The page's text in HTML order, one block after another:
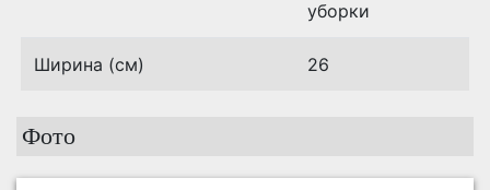
уборки
Ширина (см) 26
Фото